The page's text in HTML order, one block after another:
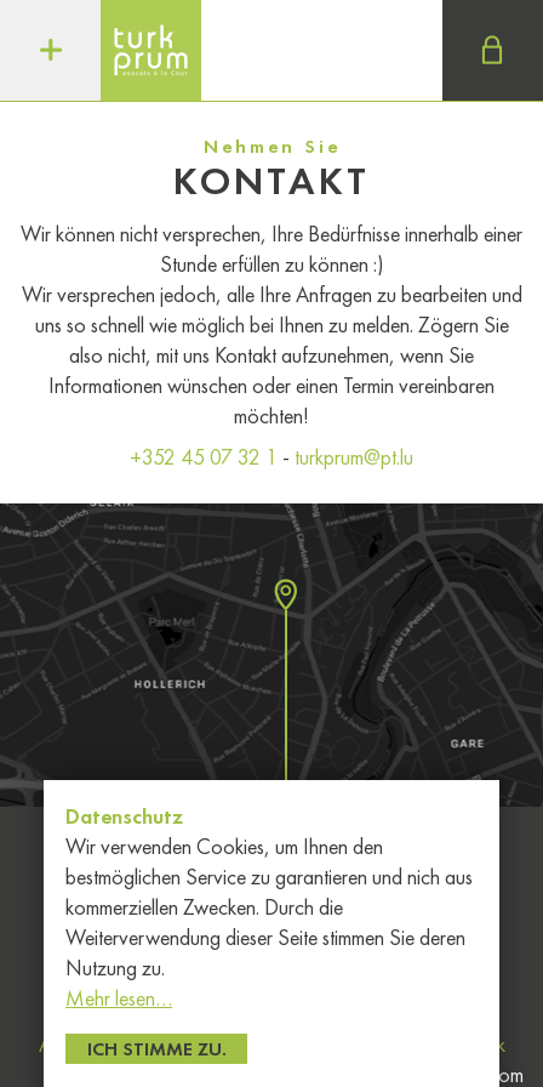
Nehmen Sie
KONTAKT
Wir können nicht versprechen, Ihre Bedürfnisse innerhalb einer
Stunde erfüllen zu können :)
Wir versprechen jedoch, alle Ihre Anfragen zu bearbeiten und
uns so schnell wie möglich bei Ihnen zu melden. Zögern Sie
also nicht, mit uns Kontakt aufzunehmen, wenn Sie
Informationen wünschen oder einen Termin vereinbaren
möchten!
+352 45 07 32 1 - turkprum@pt.lu
Allgemeine Geschäftsbedingungen
Datenschutz-Politik
inpent.com
Datenschutz
Wir verwenden Cookies, um Ihnen den
bestmöglichen Service zu garantieren und nich aus
kommerziellen Zwecken. Durch die
Weiterverwendung dieser Seite stimmen Sie deren
Nutzung zu.
Mehr lesen…
Allgemeine
ICH STIMME ZU.